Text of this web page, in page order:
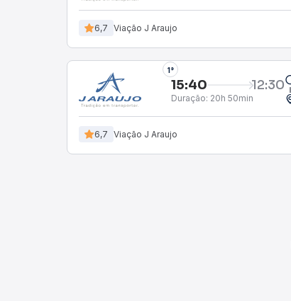
6,7 Viação J Araujo
1°
15:40 12:30
Duração: 20h 50min
6,7 Viação J Araujo